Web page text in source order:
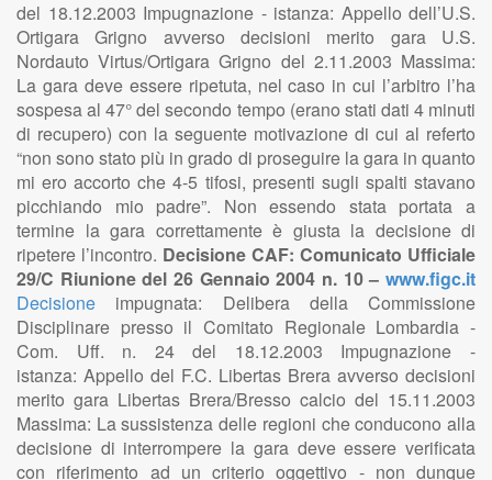
del 18.12.2003 Impugnazione - istanza: Appello dell’U.S.
Ortigara Grigno avverso decisioni merito gara U.S.
Nordauto Virtus/Ortigara Grigno del 2.11.2003 Massima:
La gara deve essere ripetuta, nel caso in cui l’arbitro l’ha
sospesa al 47° del secondo tempo (erano stati dati 4 minuti
di recupero) con la seguente motivazione di cui al referto
“non sono stato più in grado di proseguire la gara in quanto
mi ero accorto che 4-5 tifosi, presenti sugli spalti stavano
picchiando mio padre”. Non essendo stata portata a
termine la gara correttamente è giusta la decisione di
ripetere l’incontro. Decisione CAF: Comunicato Ufficiale
29/C Riunione del 26 Gennaio 2004 n. 10 – www.figc.it
Decisione impugnata: Delibera della Commissione
Disciplinare presso il Comitato Regionale Lombardia -
Com. Uff. n. 24 del 18.12.2003 Impugnazione -
istanza: Appello del F.C. Libertas Brera avverso decisioni
merito gara Libertas Brera/Bresso calcio del 15.11.2003
Massima: La sussistenza delle regioni che conducono alla
decisione di interrompere la gara deve essere verificata
con riferimento ad un criterio oggettivo - non dunque